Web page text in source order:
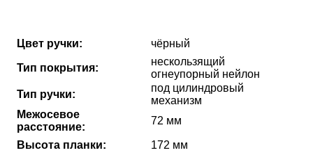
Цвет ручки: чёрный
Тип покрытия:
нескользящий
огнеупорный нейлон
Тип ручки:
под цилиндровый
механизм
Межосевое
расстояние:
72 мм
Высота планки:
172 мм